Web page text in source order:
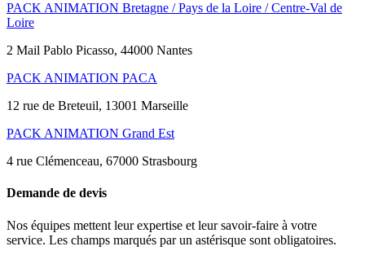
PACK ANIMATION Bretagne / Pays de la Loire / Centre-Val de
Loire
2 Mail Pablo Picasso, 44000 Nantes
PACK ANIMATION PACA
12 rue de Breteuil, 13001 Marseille
PACK ANIMATION Grand Est
4 rue Clémenceau, 67000 Strasbourg
Demande de devis
Nos équipes mettent leur expertise et leur savoir-faire à votre
service. Les champs marqués par un astérisque sont obligatoires.